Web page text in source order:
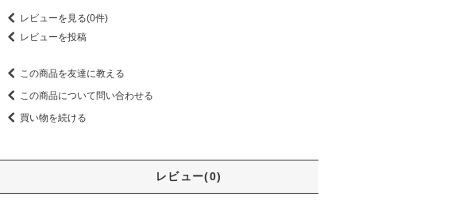
レビューを見る(0件)
レビューを投稿
この商品を友達に教える
この商品について問い合わせる
買い物を続ける
レビュー(0)